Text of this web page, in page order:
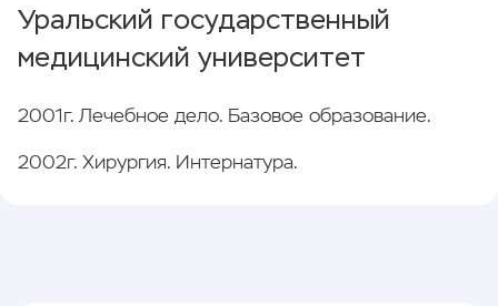
Уральский государственный
медицинский университет
2001г. Лечебное дело. Базовое образование.
2002г. Хирургия. Интернатура.